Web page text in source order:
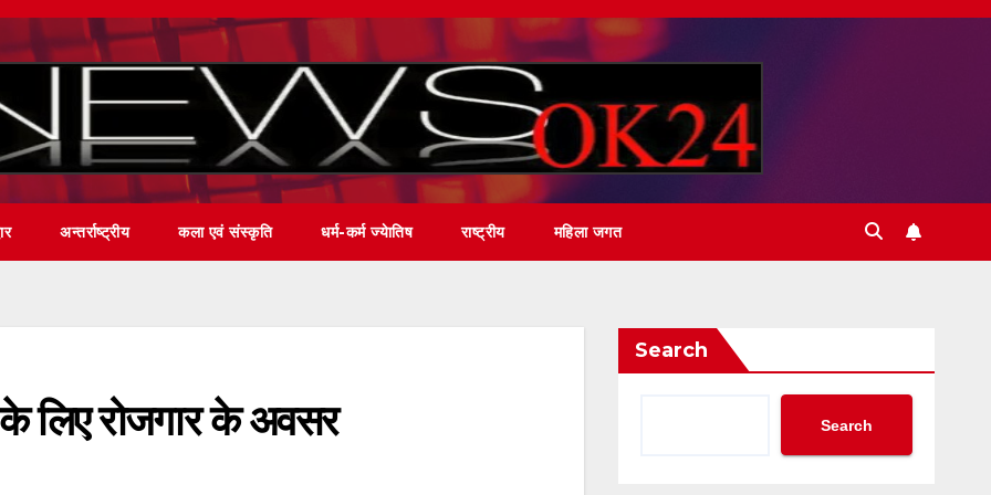
अन्तर्राष्ट्रीय कला एवं संस्कृति धर्म-कर्म ज्येातिष राष्ट्रीय महिला जगत
लिए रोजगार के अवसर
Search
Search